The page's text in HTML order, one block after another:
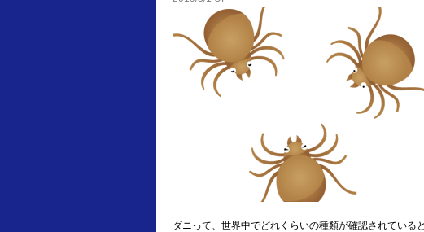
ダニって、世界中でどれくらいの種類が確認されていると